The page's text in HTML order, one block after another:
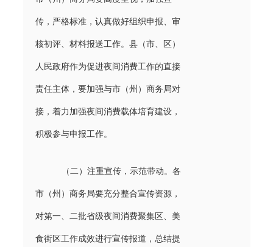
传，严格标准，认真做好组织申报、审
核初评、材料报送工作。县（市、区）
人民政府作为促进夜间消费工作的直接
责任主体，要加强与市（州）商务局对
接，着力加强夜间消费载体培育建设，
积极参与申报工作。
（二）注重宣传，示范带动。各
市（州）商务局要充分整合宣传资源，
对第一、二批省级夜间消费聚集区、美
食街区工作成效进行宣传报道，总结提